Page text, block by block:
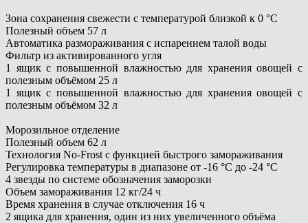
Зона сохранения свежести с температурой близкой к 0 °C
Полезный объем 57 л
Автоматика размораживания с испарением талой воды
Фильтр из активированного угля
1 ящик с повышенной влажностью для хранения овощей с
полезным объёмом 25 л
1 ящик с повышенной влажностью для хранения овощей с
полезным объёмом 32 л
Морозильное отделение
Полезный объем 62 л
Технология No-Frost с функцией быстрого замораживания
Регулировка температуры в диапазоне от -16 °C до -24 °C
4 звезды по системе обозначения заморозки
Объем замораживания 12 кг/24 ч
Время хранения в случае отключения 16 ч
2 ящика для хранения, один из них увеличенного объёма